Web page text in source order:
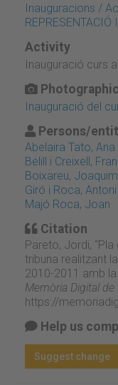
Inauguracions /
REPRESENTACIÓ
Activity
Inauguració curs
Inauguració del
Persons/
Abelaira Tato, Ana
Belill i Creixell,
Boixareu, Joaquim
Giró i Roca, Antoni
Majó Roca, Joan
Citation
Pareto, Jordi,
tribuna realitzant
2010-2011 amb
Memòria Digital de
https://
Help us
Suggest change